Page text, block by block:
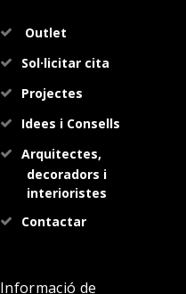
Outlet
Sol·licitar cita
Projectes
Idees i Consells
Arquitectes,
decoradors i
interioristes
Contactar
Informació de